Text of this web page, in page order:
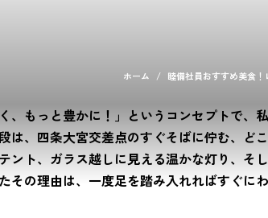
ホーム 睦備社員おすすめ美食
、もっと豊かに！」というコンセプトで、
は、四条大宮交差点のすぐそばに佇む、ど
ント、ガラス越しに見える温かな灯り、そ
その理由は、一度足を踏み入れればすぐにわ